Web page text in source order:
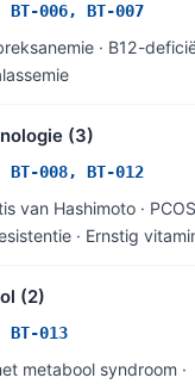
BT-006, BT-007
· B12-
(3)
BT-008, BT-012
van Hashimoto ·
· Ernstig
(2)
BT-013
metabool syndroom ·